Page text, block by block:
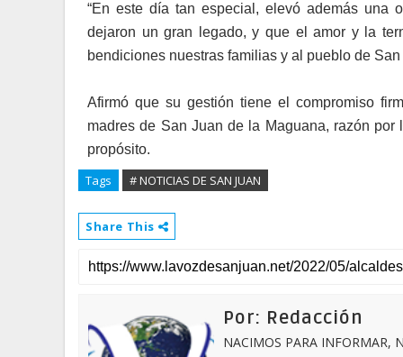
“En este día tan especial, elevó además una
dejaron un gran legado, y que el amor y la
bendiciones nuestras familias y al pueblo de San
Afirmó que su gestión tiene el compromiso
madres de San Juan de la Maguana, razón
propósito.
Tags # NOTICIAS DE SAN JUAN
Share This
Por: Redacción
NACIMOS PARA INFORMAR,